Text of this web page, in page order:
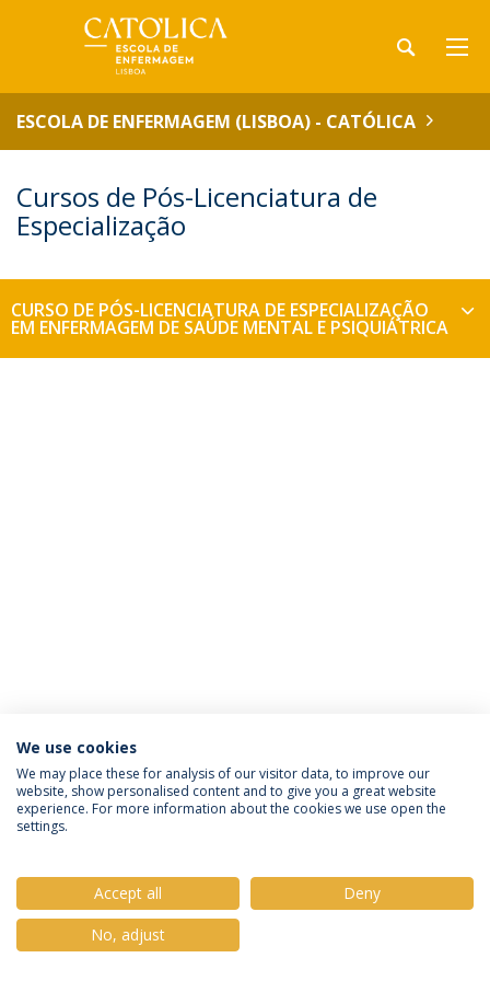
ESCOLA DE ENFERMAGEM (LISBOA) - CATÓLICA
Cursos de Pós-Licenciatura de
Especialização
CURSO DE PÓS-LICENCIATURA DE ESPECIALIZAÇÃO
EM ENFERMAGEM DE SAÚDE MENTAL E PSIQUIÁTRICA
Política de Privacidade
Termos e Condições
Direitos do Titular dos Dados
© 2026 Universidade Católica Portuguesa
We use cookies
We may place these for analysis of our visitor data, to improve our
website, show personalised content and to give you a great website
experience. For more information about the cookies we use open the
settings.
Accept all
Deny
No, adjust